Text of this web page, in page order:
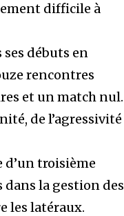
difficile à
débuts en
rencontres
et un match nul.
de l’agressivité
d’un troisième
la gestion des
les latéraux.